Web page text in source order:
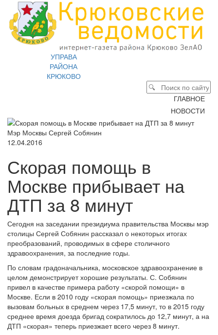
УПРАВА
РАЙОНА
КРЮКОВО
ГЛАВНОЕ
НОВОСТИ
Мэр Москвы Сергей Собянин
12.04.2016
Скорая помощь в
Москве прибывает на
ДТП за 8 минут
Сегодня на заседании президиума правительства Москвы мэр
столицы Сергей Собянин рассказал о некоторых итогах
преобразований, проводимых в сфере столичного
здравоохранения, за последние годы.
По словам градоначальника, московское здравоохранение в
целом демонстрирует хорошие результаты. С. Собянин
привел в качестве примера работу «скорой помощи» в
Москве. Если в 2010 году «скорая помощь» приезжала по
вызовам больных в среднем через 17,5 минут, то в 2015 году
среднее время доезда бригад сократилось до 12,7 минут, а на
ДТП «скорая» теперь приезжает всего через 8 минут.